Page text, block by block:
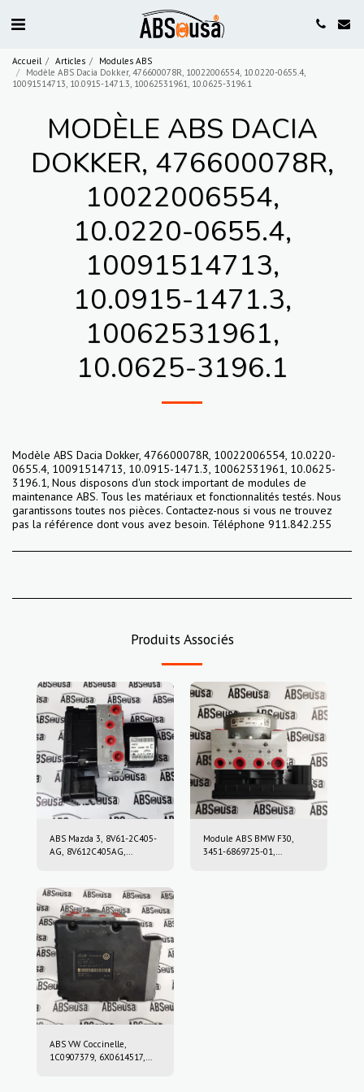
Accueil Articles
Modules ABS
Modèle ABS Dacia Dokker, 476600078R, 10022006554, 10.0220-0655.4,
10091514713, 10.0915-1471.3, 10062531961, 10.0625-3196.1
MODÈLE ABS DACIA
DOKKER, 476600078R,
10022006554,
10.0220-0655.4,
10091514713,
10.0915-1471.3,
10062531961,
10.0625-3196.1
Modèle ABS Dacia Dokker, 476600078R, 10022006554, 10.0220-
0655.4, 10091514713, 10.0915-1471.3, 10062531961, 10.0625-
3196.1, Nous disposons d'un stock important de modules de
maintenance ABS. Tous les matériaux et fonctionnalités testés. Nous
garantissons toutes nos pièces. Contactez-nous si vous ne trouvez
pas la référence dont vous avez besoin. Téléphone 911.842.255
Produits Associés
ABS Mazda 3, 8V61-2C405-
AG, 8V612C405AG,
10096101153
Module ABS BMW F30,
3451-6869725-01,
ABS VW Coccinelle,
1C0907379, 6X0614517,